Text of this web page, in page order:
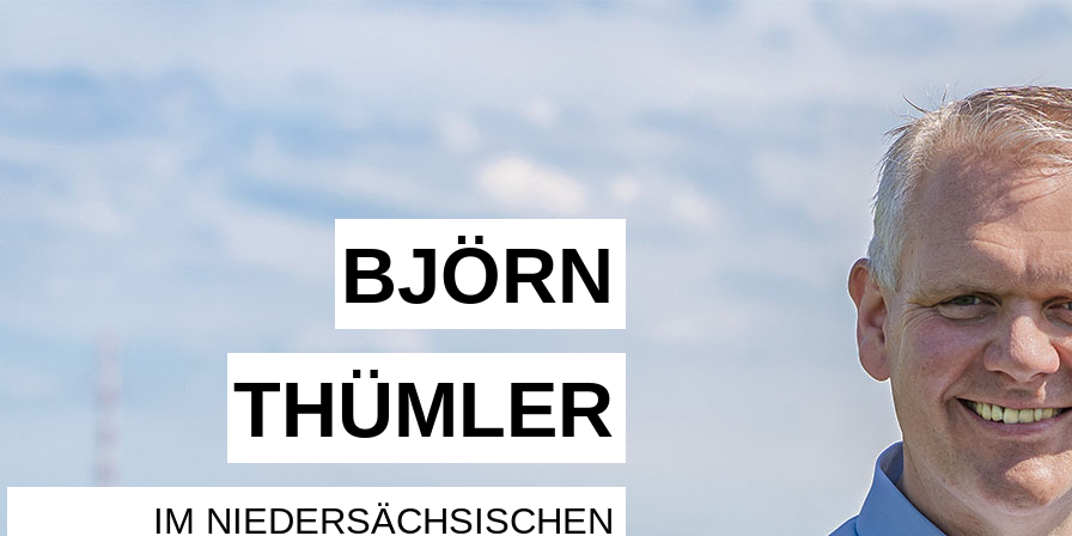
BJÖRN
THÜMLER
IM NIEDERSÄCHSISCHEN